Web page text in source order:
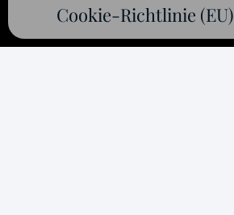
Cookie-Richtlinie (EU)